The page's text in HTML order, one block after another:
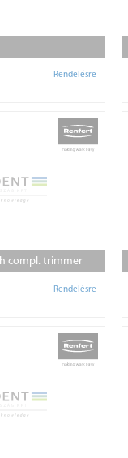
Rendelésre
compl. trimmer
Rendelésre